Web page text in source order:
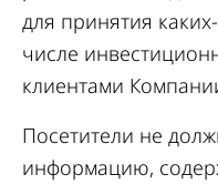
для принятия
числе
клиентами
Посетители не
информацию,